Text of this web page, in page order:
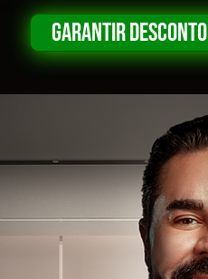
GARANTIR DESCONTO